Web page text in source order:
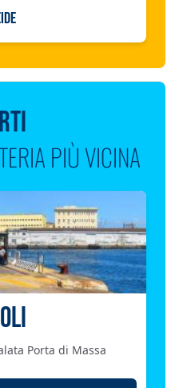
PIÙ VICINA
Porta di Massa